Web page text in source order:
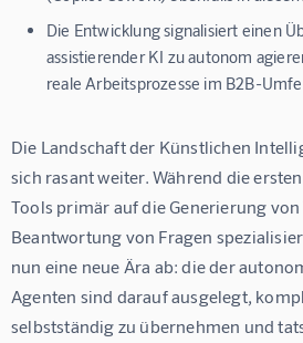
Die Entwicklung signalisiert einen
assistierender KI zu autonom
reale Arbeitsprozesse im B2B-
Die Landschaft der Künstlichen
sich rasant weiter. Während die
Tools primär auf die Generierung von
Beantwortung von Fragen
nun eine neue Ära ab: die der
Agenten sind darauf ausgelegt,
selbstständig zu übernehmen und